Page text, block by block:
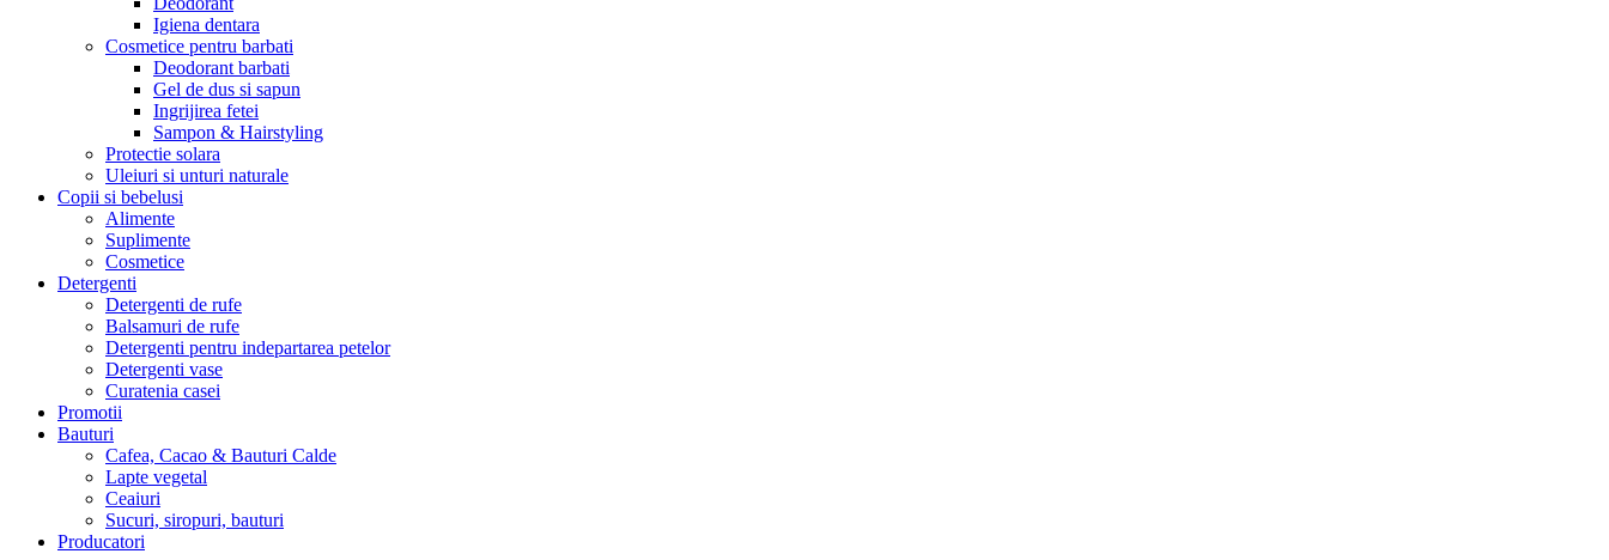
Igiena dentara
Cosmetice pentru barbati
Deodorant barbati
Gel de dus si sapun
Ingrijirea fetei
Sampon & Hairstyling
Protectie solara
Uleiuri si unturi naturale
Copii si bebelusi
Alimente
Suplimente
Cosmetice
Detergenti
Detergenti de rufe
Balsamuri de rufe
Detergenti pentru indepartarea petelor
Detergenti vase
Curatenia casei
Promotii
Bauturi
Cafea, Cacao & Bauturi Calde
Lapte vegetal
Ceaiuri
Sucuri, siropuri, bauturi
Producatori